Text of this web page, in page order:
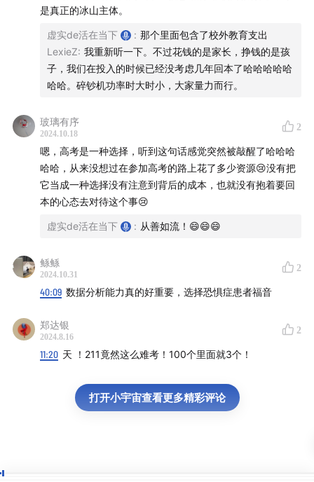
是真正的冰山主体。
虚实de活在当下 : 那个里面包含了校外教育支出
LexieZ: 我重新听一下。不过花钱的是家长，挣钱的是孩
子，我们在投入的时候已经没考虑几年回本了哈哈哈哈哈
哈哈。碎钞机功率时大时小，大家量力而行。
玻璃有序
2024.10.18
2
嗯，高考是一种选择，听到这句话感觉突然被敲醒了哈哈哈
哈哈，从来没想过在参加高考的路上花了多少资源😢没有把
它当成一种选择没有注意到背后的成本，也就没有抱着要回
本的心态去对待这个事😢
虚实de活在当下 : 从善如流！😄😄😄
鲧鲧
2024.10.31
2
40:09 数据分析能力真的好重要，选择恐惧症患者福音
郑达银
2024.8.16
2
11:20 天 ！211竟然这么难考！100个里面就3个！
打开小宇宙查看更多精彩评论